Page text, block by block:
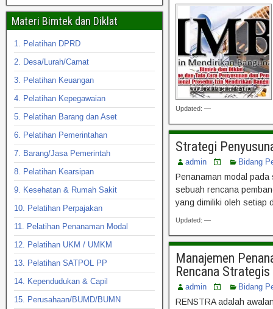
Updated: —
Strategi
admin Bidang
Penanaman modal
sebuah rencana
yang dimiliki oleh setiap
Updated: —
Manajemen
Rencana Strategis
admin Bidang
RENSTRA adalah
Materi Bimtek dan Diklat
1. Pelatihan DPRD
2. Desa/Lurah/Camat
3. Pelatihan Keuangan
4. Pelatihan Kepegawaian
5. Pelatihan Barang dan Aset
6. Pelatihan Pemerintahan
7. Barang/Jasa Pemerintah
8. Pelatihan Kearsipan
9. Kesehatan & Rumah Sakit
10. Pelatihan Perpajakan
11. Pelatihan Penanaman Modal
12. Pelatihan UKM / UMKM
13. Pelatihan SATPOL PP
14. Kependudukan & Capil
15. Perusahaan/BUMD/BUMN